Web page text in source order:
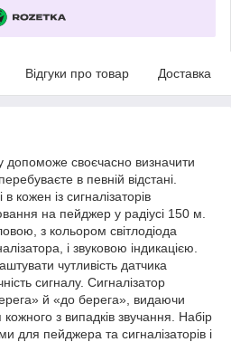
Відгуки про товар Доставка
допоможе своєчасно визначити
в певній відстані.
кожен із сигналізаторів
на пейджер у радіусі 150 м.
з кольором світлодіода
і звуковою індикацією.
чутливість датчика
сигналу. Сигналізатор
й «до берега», видаючи
з випадків звучання. Набір
для пейджера та сигналізаторів і